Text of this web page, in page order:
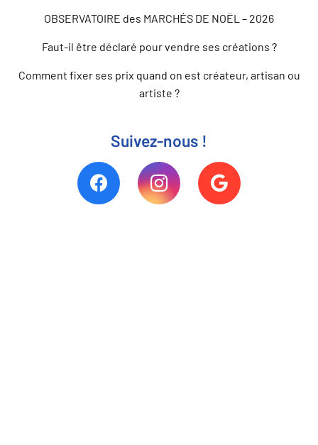
OBSERVATOIRE des MARCHÉS DE NOËL – 2026
Faut-il être déclaré pour vendre ses créations ?
Comment fixer ses prix quand on est créateur, artisan ou
artiste ?
Suivez-nous !